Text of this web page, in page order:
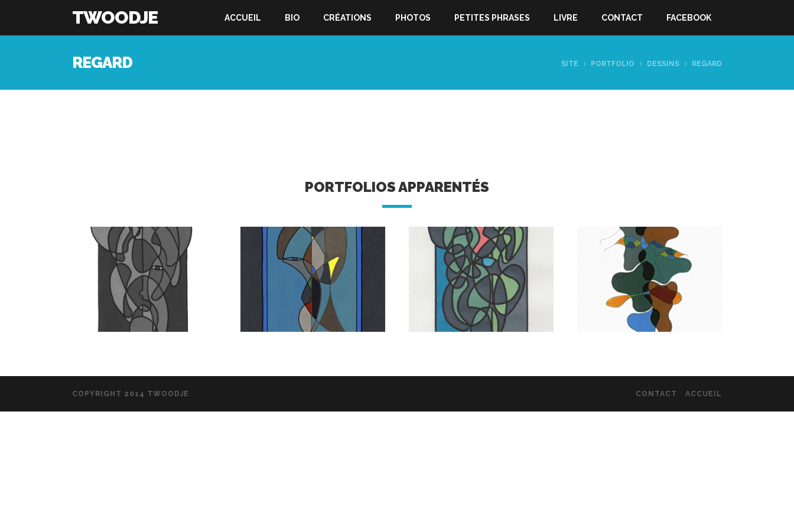
TWOODJE ACCUEIL BIO CRÉATIONS PHOTOS PETITES PHRASES LIVRE CONTACT FACEBOOK
REGARD SITE PORTFOLIO DESSINS REGARD
PORTFOLIOS APPARENTÉS
COPYRIGHT 2014 TWOODJE CONTACT ACCUEIL